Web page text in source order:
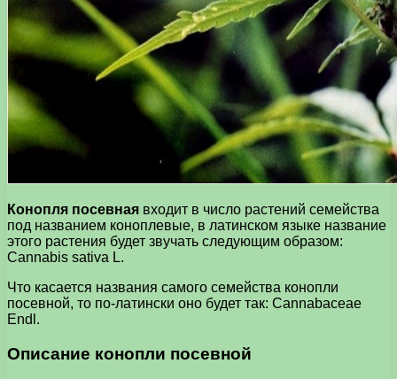
Конопля посевная входит в число растений семейства
под названием коноплевые, в латинском языке название
этого растения будет звучать следующим образом:
Cannabis sativa L.
Что касается названия самого семейства конопли
посевной, то по-латински оно будет так: Cannabaceae
Endl.
Описание конопли посевной